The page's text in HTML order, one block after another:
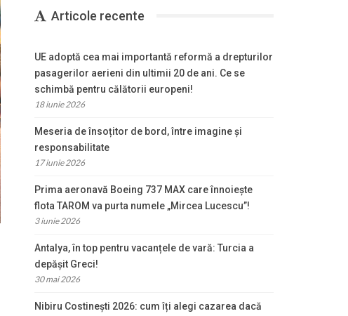
Articole recente
UE adoptă cea mai importantă reformă a drepturilor
pasagerilor aerieni din ultimii 20 de ani. Ce se
schimbă pentru călătorii europeni!
18 iunie 2026
Meseria de însoțitor de bord, între imagine și
responsabilitate
17 iunie 2026
Prima aeronavă Boeing 737 MAX care înnoiește
flota TAROM va purta numele „Mircea Lucescu”!
3 iunie 2026
Antalya, în top pentru vacanțele de vară: Turcia a
depășit Greci!
30 mai 2026
Nibiru Costinești 2026: cum îți alegi cazarea dacă